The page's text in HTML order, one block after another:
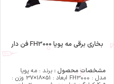
بخاری برقی مه پویا FH3000 فن دار
مشخصات محصول : برند : مه پویا
مدل : FH3000 ابعاد : 51×18×37 وزن :